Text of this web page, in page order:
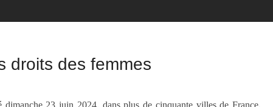
droits des femmes
23 juin 2024, dans plus de cinquante villes de France,